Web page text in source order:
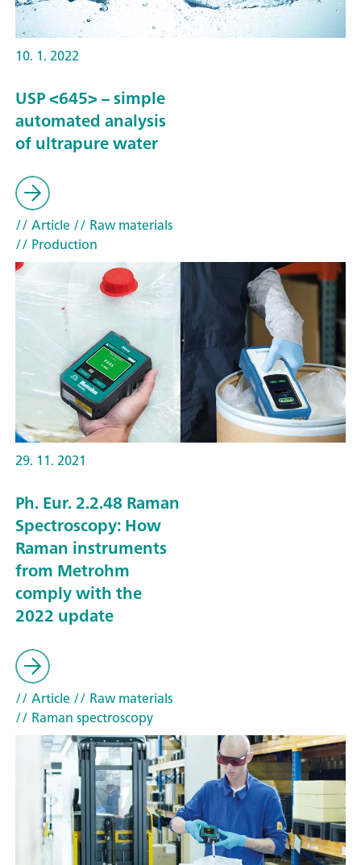
10. 1. 2022
USP <645> – simple
automated analysis
of ultrapure water
// Article// Raw materials
// Production
29. 11. 2021
Ph. Eur. 2.2.48 Raman
Spectroscopy: How
Raman instruments
from Metrohm
comply with the
2022 update
// Article// Raw materials
// Raman spectroscopy